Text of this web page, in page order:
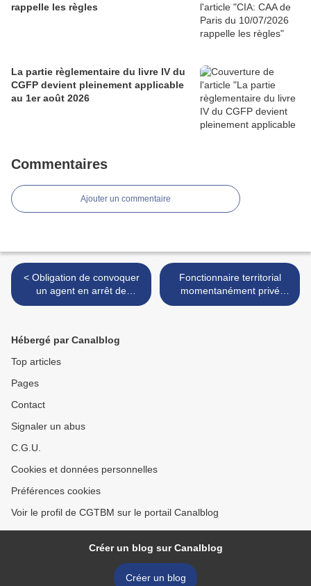
rappelle les règles
La partie règlementaire du livre IV du
CGFP devient pleinement applicable
au 1er août 2026
Commentaires
Ajouter un commentaire
< Obligation de convoquer
un agent en arrêt de
maladie à son entretien
Fonctionnaire territorial
momentanément privé
d'emploi : règle relative à la
Hébergé par Canalblog
Top articles
Pages
Contact
Signaler un abus
C.G.U.
Cookies et données personnelles
Préférences cookies
Voir le profil de CGTBM sur le portail Canalblog
Créer un blog sur Canalblog
Créer un blog